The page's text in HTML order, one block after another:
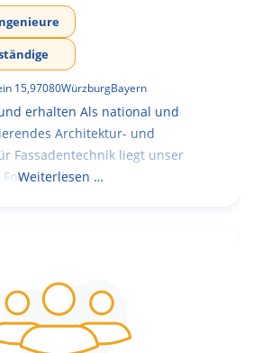
15,97080WürzburgBayern
erhalten Als national und
Architektur- und
Fassadentechnik liegt unser
in der
Weiterlesen …